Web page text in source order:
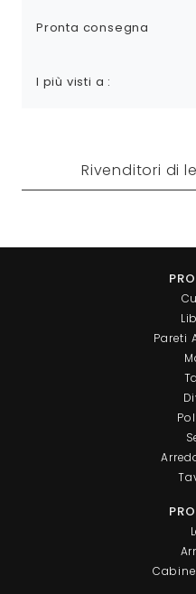
Pronta consegna
I più visti a :
Rivenditori di
Pareti